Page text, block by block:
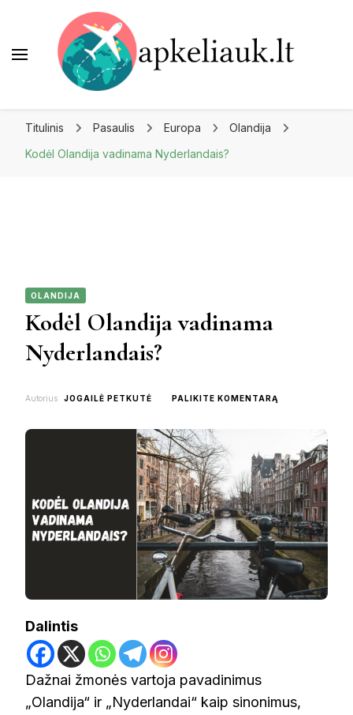
Titulinis Pasaulis Europa
Olandija
Kodėl Olandija vadinama Nyderlandais?
OLANDIJA
Kodėl Olandija vadinama
Nyderlandais?
Autorius JOGAILĖ PETKUTĖ PALIKITE KOMENTARĄ
VADINAMA
Dalintis
Dažnai žmonės vartoja pavadinimus
„Olandija“ ir „Nyderlandai“ kaip sinonimus,